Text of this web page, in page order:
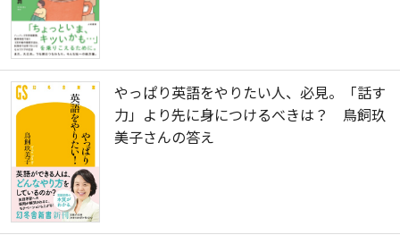
やっぱり英語をやりたい人、必見。「話す
力」より先に身につけるべきは？ 鳥飼玖
美子さんの答え